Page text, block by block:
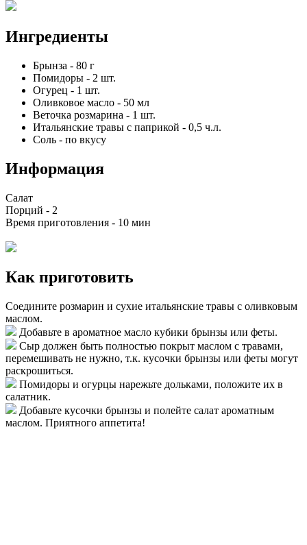
Ингредиенты
Брынза - 80 г
Помидоры - 2 шт.
Огурец - 1 шт.
Оливковое масло - 50 мл
Веточка розмарина - 1 шт.
Итальянские травы с паприкой - 0,5 ч.л.
Соль - по вкусу
Информация
Салат
Порций - 2
Время приготовления - 10 мин
Как приготовить
Соедините розмарин и сухие итальянские травы с оливковым
маслом.
Добавьте в ароматное масло кубики брынзы или феты.
Сыр должен быть полностью покрыт маслом с травами,
перемешивать не нужно, т.к. кусочки брынзы или феты могут
раскрошиться.
Помидоры и огурцы нарежьте дольками, положите их в
салатник.
Добавьте кусочки брынзы и полейте салат ароматным
маслом. Приятного аппетита!